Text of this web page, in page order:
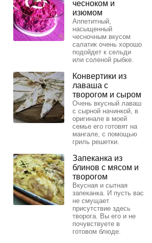
чесноком и
изюмом
Аппетитный,
насыщенный
чесночным вкусом
салатик очень хорошо
подойдет к сельди
или соленой рыбке.
Конвертики из
лаваша с
творогом и сыром
Очень вкусный лаваш
с сырной начинкой, в
оригинале в моей
семье его готовят на
мангале, с помощью
гриль решетки.
Запеканка из
блинов с мясом и
творогом
Вкусная и сытная
запеканка. И пусть вас
не смущает
присутствие здесь
творога. Вы его и не
почувствуете в
готовом блюде.